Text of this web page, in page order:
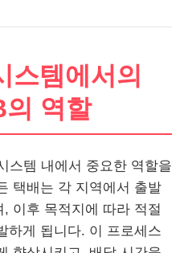
스템에서의
의 역할
스템 내에서 중요한 역할을
택배는 각 지역에서 출발
이후 목적지에 따라 적절
하게 됩니다. 이 프로세스